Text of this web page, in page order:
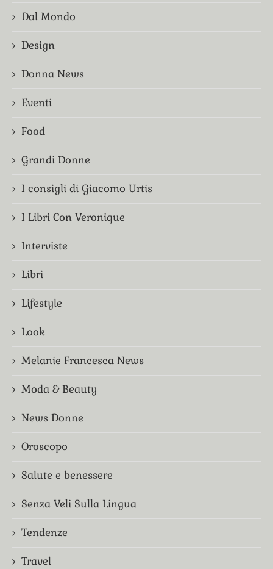
Dal Mondo
Design
Donna News
Eventi
Food
Grandi Donne
I consigli di Giacomo Urtis
I Libri Con Veronique
Interviste
Libri
Lifestyle
Look
Melanie Francesca News
Moda & Beauty
News Donne
Oroscopo
Salute e benessere
Senza Veli Sulla Lingua
Tendenze
Travel